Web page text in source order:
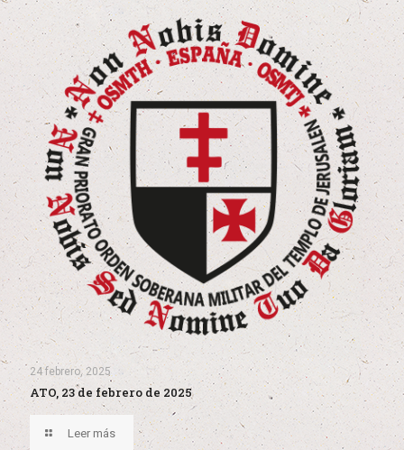
24 febrero, 2025
ATO, 23 de febrero de 2025
Leer más